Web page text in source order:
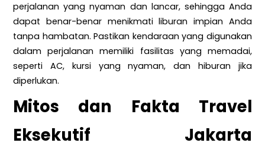
perjalanan yang nyaman dan lancar, sehingga Anda
dapat benar-benar menikmati liburan impian Anda
tanpa hambatan. Pastikan kendaraan yang digunakan
dalam perjalanan memiliki fasilitas yang memadai,
seperti AC, kursi yang nyaman, dan hiburan jika
diperlukan.
Mitos dan Fakta Travel
Eksekutif Jakarta